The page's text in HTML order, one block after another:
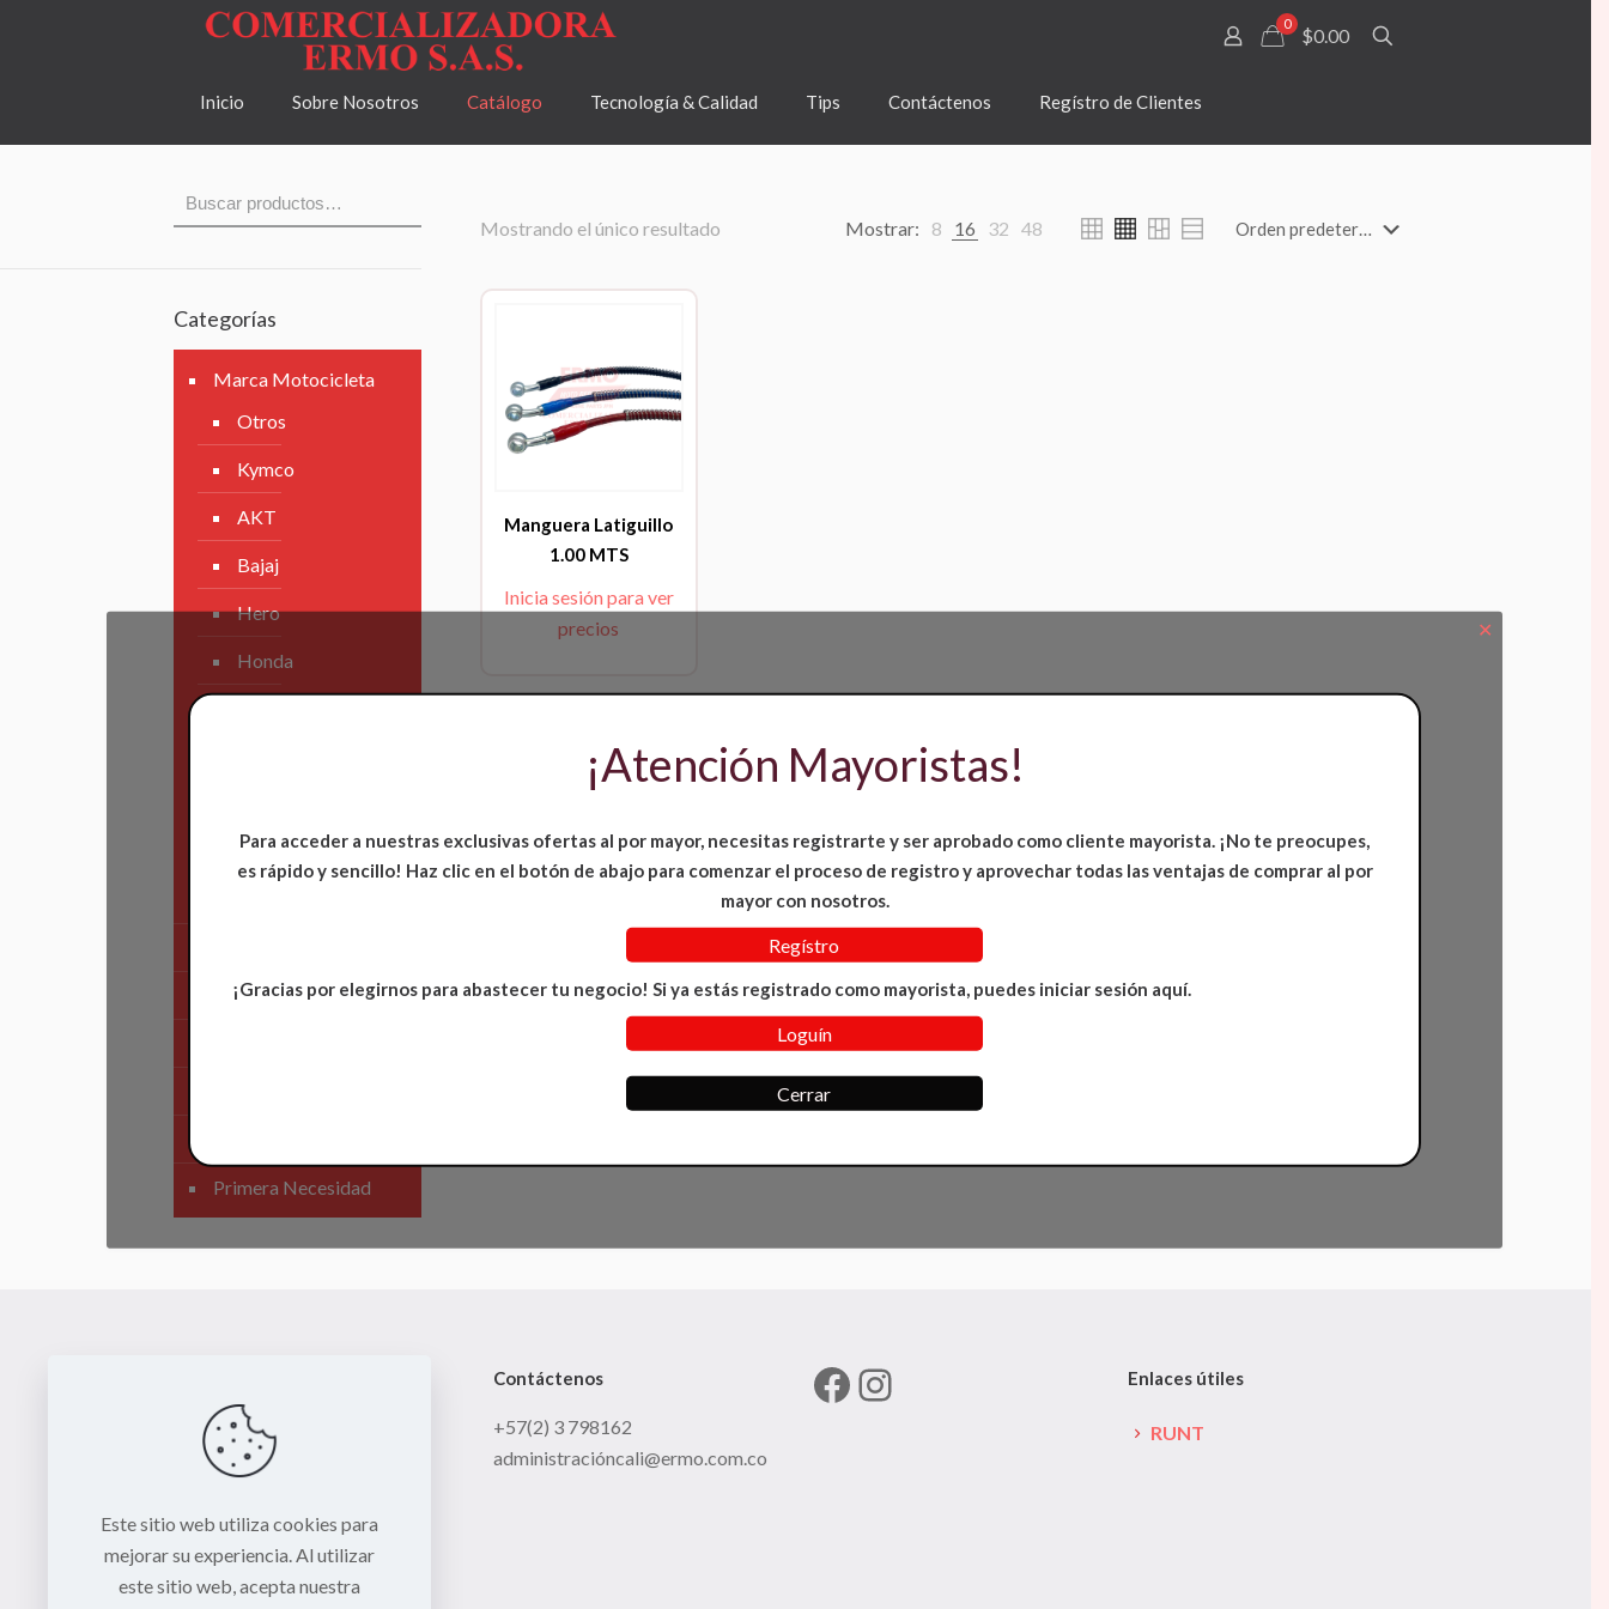
0
$0.00
Inicio Sobre Nosotros Catálogo Tecnología & Calidad Tips Contáctenos Regístro de Clientes
Mostrando el único resultado Mostrar: 8 16 32 48
Manguera Latiguillo
1.00 MTS
Inicia sesión para ver
precios
Categorías
Marca Motocicleta
Otros
Kymco
AKT
Bajaj
Hero
Honda
TVS
Partes de Motor
Primera Necesidad
Contáctenos
+57(2) 3 798162
administracióncali@ermo.com.co
Facebook
Instagram Enlaces útiles
RUNT
✕
¡Atención Mayoristas!
Para acceder a nuestras exclusivas ofertas al por mayor, necesitas registrarte y ser aprobado como cliente mayorista. ¡No te preocupes,
es rápido y sencillo! Haz clic en el botón de abajo para comenzar el proceso de registro y aprovechar todas las ventajas de comprar al por
mayor con nosotros.
Regístro
¡Gracias por elegirnos para abastecer tu negocio! Si ya estás registrado como mayorista, puedes iniciar sesión aquí.
Loguín
Cerrar
Este sitio web utiliza cookies para
mejorar su experiencia. Al utilizar
este sitio web, acepta nuestra